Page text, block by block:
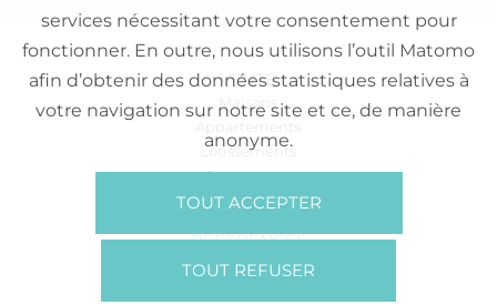
VENTE
Maisons
Appartements
Lotissements
Commerces
Bureaux
RÉFÉRENCES
SUR NOUS
services nécessitant votre consentement pour
fonctionner. En outre, nous utilisons l’outil Matomo
afin d’obtenir des données statistiques relatives à
votre navigation sur notre site et ce, de manière
anonyme.
TOUT ACCEPTER
TOUT REFUSER